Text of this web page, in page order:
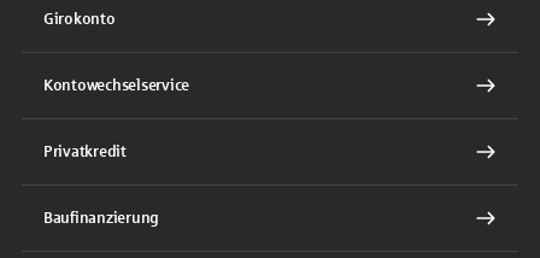
Girokonto
Kontowechselservice
Privatkredit
Baufinanzierung